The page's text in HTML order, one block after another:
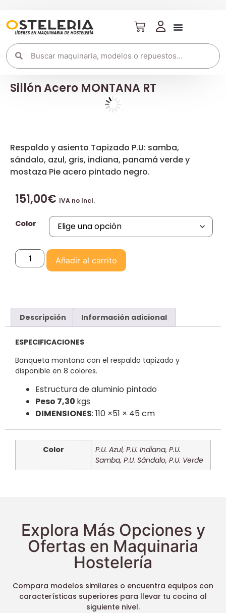
Sillón Acero MONTANA RT
Respaldo y asiento Tapizado P.U: samba,
sándalo, azul, gris, indiana, panamá verde y
mostaza Pie acero pintado negro.
151,00€ IVA no Incl.
Color
Añadir al carrito
Descripción Información adicional
ESPECIFICACIONES
Banqueta montana con el respaldo tapizado y
disponible en 8 colores.
Estructura de aluminio pintado
Peso 7,30 kgs
DIMENSIONES: 110 ×51 × 45 cm
Color P.U. Azul, P.U. Indiana, P.U.
Samba, P.U. Sándalo, P.U. Verde
Explora Más Opciones y
Ofertas en Maquinaria
Hostelería
Compara modelos similares o encuentra equipos con
características superiores para llevar tu cocina al
siguiente nivel.